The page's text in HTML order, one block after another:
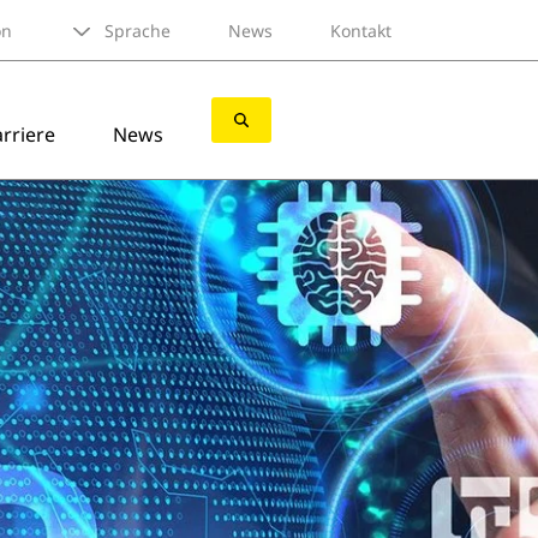
Sprache News Kontakt
News